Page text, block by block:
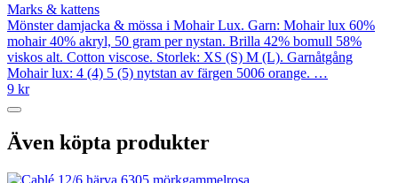
Marks & kattens
Mönster damjacka & mössa i Mohair Lux. Garn: Mohair lux 60%
mohair 40% akryl, 50 gram per nystan. Brilla 42% bomull 58%
viskos alt. Cotton viscose. Storlek: XS (S) M (L). Garnåtgång
Mohair lux: 4 (4) 5 (5) nytstan av färgen 5006 orange. …
9 kr
Även köpta produkter